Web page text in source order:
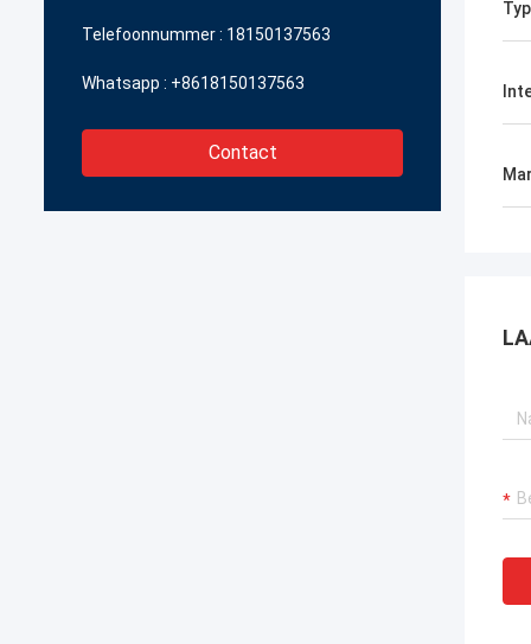
Telefoonnummer : 18150137563
Whatsapp : +8618150137563
Contact